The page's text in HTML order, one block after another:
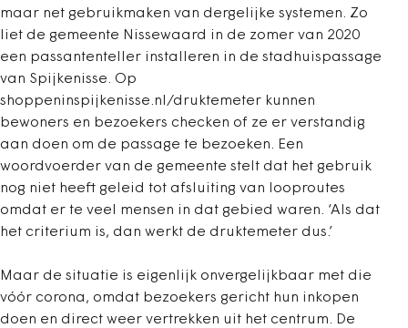
maar net gebruikmaken van dergelijke systemen. Zo
liet de gemeente Nissewaard in de zomer van 2020
een passantenteller installeren in de stadhuispassage
van Spijkenisse. Op
shoppeninspijkenisse.nl/druktemeter kunnen
bewoners en bezoekers checken of ze er verstandig
aan doen om de passage te bezoeken. Een
woordvoerder van de gemeente stelt dat het gebruik
nog niet heeft geleid tot afsluiting van looproutes
omdat er te veel mensen in dat gebied waren. ‘Als dat
het criterium is, dan werkt de druktemeter dus.’
Maar de situatie is eigenlijk onvergelijkbaar met die
vóór corona, omdat bezoekers gericht hun inkopen
doen en direct weer vertrekken uit het centrum. De